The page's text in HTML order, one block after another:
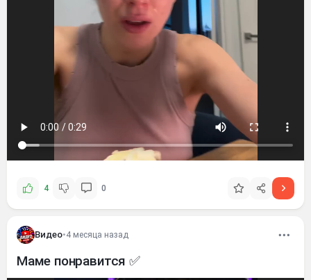
4 0
Видео•4 месяца назад
Маме понравится ✅